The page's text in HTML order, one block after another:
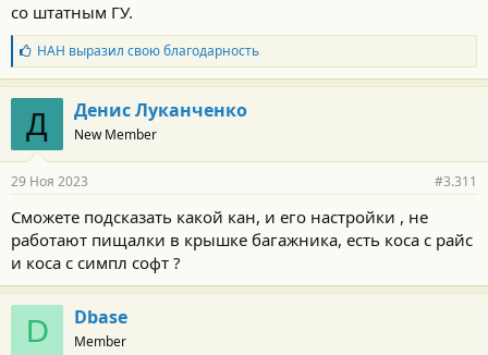
со штатным ГУ.
Б
л
а
г
о
д
а
н
с
т
и
НАН выразил свою благодарность
Д Денис Луканченко
New Member
29 Ноя 2023 #3.311
Сможете подсказать какой кан, и его настройки , не
работают пищалки в крышке багажника, есть коса с райс
и коса с симпл софт ?
D Dbase
Member